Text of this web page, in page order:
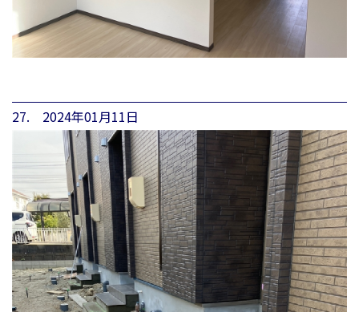
27. 2024年01月11日